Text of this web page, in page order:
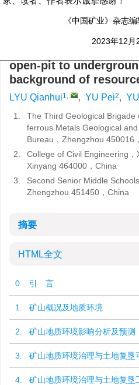
Discussion on the
management
open-pit to
background of
LYU Qianhui1, , YU Pei2,
1.
The Third Geological Brigade
ferrous Metals Geological
Bureau，Zhengzhou 450016
2.
College of Civil Engineering，
Xinyang 464000，China
3.
Second Senior Middle
Zhengzhou 451450，China
摘要
HTML全文
0. 引 言
1. 矿山概况及地质环境
2. 矿山地质环境影响分析及预测
3. 矿山地质环境治理与土地复垦
4. 矿山地质环境治理与土地复垦
家、读者、作者表示诚挚感谢！
《中国矿业》杂志
2023年12